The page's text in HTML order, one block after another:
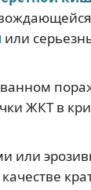
или
ЖКТ в
или